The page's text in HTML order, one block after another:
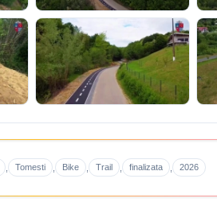
Tomesti Bike Trail finalizata 2026